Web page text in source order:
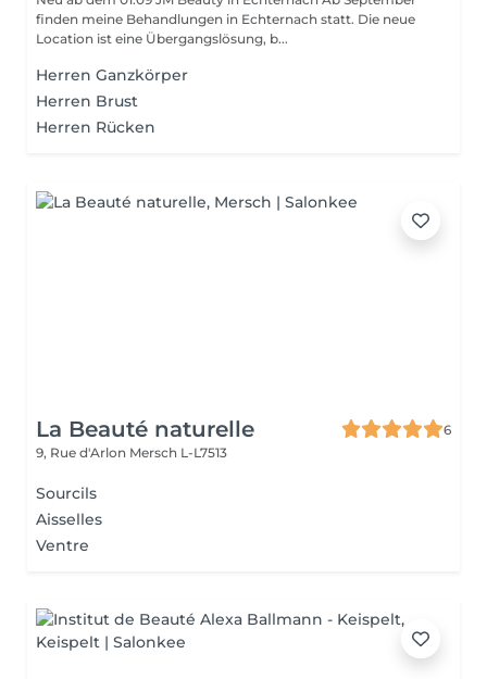
finden meine Behandlungen in Echternach statt. Die neue
Location ist eine Übergangslösung, b...
Herren Ganzkörper
Herren Brust
Herren Rücken
La Beauté naturelle
6
9, Rue d'Arlon Mersch L-L7513
Sourcils
Aisselles
Ventre